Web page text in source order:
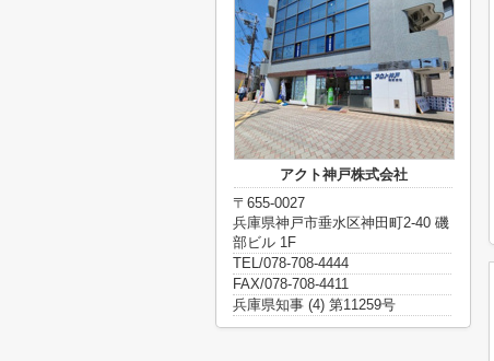
アクト神戸株式会社
〒655-0027
兵庫県神戸市垂水区神田町2-40 磯
部ビル 1F
TEL/078-708-4444
FAX/078-708-4411
兵庫県知事 (4) 第11259号